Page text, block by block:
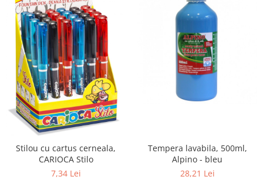
Stilou cu cartus cerneala,
CARIOCA Stilo
7,34 Lei
Tempera lavabila, 500ml,
Alpino - bleu
28,21 Lei